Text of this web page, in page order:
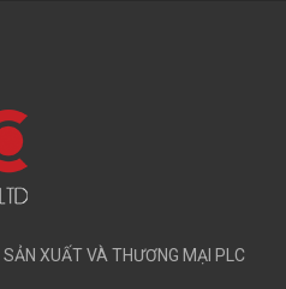
XUẤT VÀ THƯƠNG MẠI PLC